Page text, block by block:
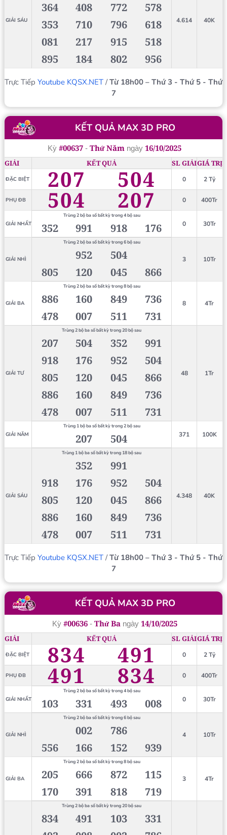
GIẢI SÁU 4.614 40K
364
408 772
578
353
710 796
618
081
217 915
518
895
184 802 956
Trực Tiếp Youtube KQSX.NET /Từ 18h00 – Thứ 3 - Thứ 5 - Thứ
7
KẾT QUẢ MAX 3D PRO
Kỳ #00637 - Thứ Năm ngày 16/10/2025
GIẢI KẾT QUẢ SL GIẢIGIÁ TRỊ
ĐẶC BIỆT 207 504 0 2 Tỷ
PHỤ ĐB 504 207 0 400Tr
GIẢI NHẤT
Trùng 2 bộ ba số bất kỳ trong 4 bộ sau
0 30Tr
352 991 918 176
GIẢI NHÌ
Trùng 2 bộ ba số bất kỳ trong 6 bộ sau
3 10Tr
952
504
805
120 045 866
GIẢI BA
Trùng 2 bộ ba số bất kỳ trong 8 bộ sau
8 4Tr
886 160 849
736
478
007 511 731
GIẢI TƯ
Trùng 2 bộ ba số bất kỳ trong 20 bộ sau
48 1Tr
207 504 352
991
918
176 952
504
805
120 045
866
886
160 849
736
478
007 511 731
GIẢI NĂM
Trùng 1 bộ ba số bất kỳ trong 2 bộ sau
371 100K
207 504
GIẢI SÁU
Trùng 1 bộ ba số bất kỳ trong 18 bộ sau
4.348 40K
352
991
918
176 952
504
805
120 045
866
886
160 849
736
478
007 511 731
Trực Tiếp Youtube KQSX.NET /Từ 18h00 – Thứ 3 - Thứ 5 - Thứ
7
KẾT QUẢ MAX 3D PRO
Kỳ #00636- Thứ Ba ngày 14/10/2025
GIẢI KẾT QUẢ SL GIẢIGIÁ TRỊ
ĐẶC BIỆT 834 491 0 2 Tỷ
PHỤ ĐB 491 834 0 400Tr
GIẢI NHẤT
Trùng 2 bộ ba số bất kỳ trong 4 bộ sau
0 30Tr
103 331 493 008
GIẢI NHÌ
Trùng 2 bộ ba số bất kỳ trong 6 bộ sau
4 10Tr
002
786
556
166 152 939
GIẢI BA
Trùng 2 bộ ba số bất kỳ trong 8 bộ sau
3 4Tr
205 666 872
115
170
391 818 719
Trùng 2 bộ ba số bất kỳ trong 20 bộ sau
834 491 103
331